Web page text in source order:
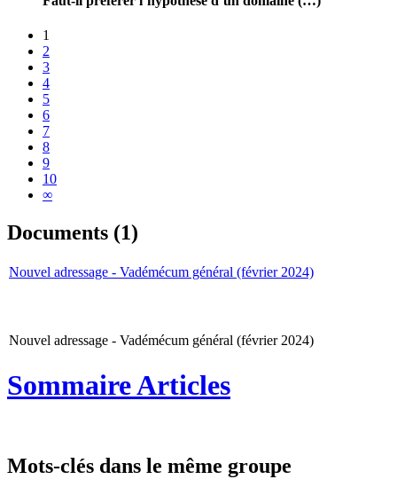
1
2
3
4
5
6
7
8
9
10
∞
Documents (1)
Nouvel adressage - Vadémécum général (février 2024)
Nouvel adressage - Vadémécum général (février 2024)
Sommaire Articles
Mots-clés dans le même groupe